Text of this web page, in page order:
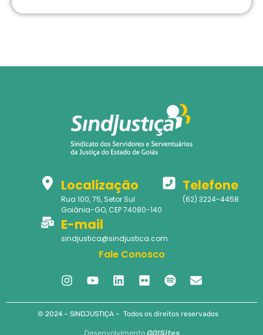
Localização
Rua 100, 75, Setor Sul
Goiânia-GO, CEP 74080-140
Telefone
(62) 3224-4458
E-mail
sindjustica@sindjustica.com
Fale Conosco
© 2024 – SINDJUSTIÇA – Todos os direitos reservados
Desenvolvimento GO!Sites